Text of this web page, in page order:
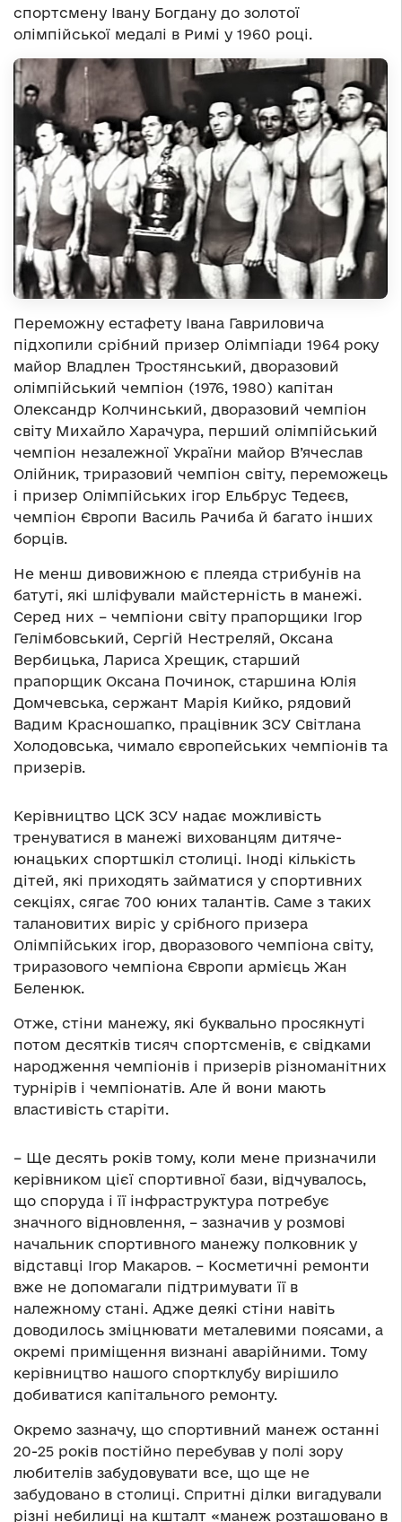
спортсмену Івану Богдану до золотої
олімпійської медалі в Римі у 1960 році.
Переможну естафету Івана Гавриловича
підхопили срібний призер Олімпіади 1964 року
майор Владлен Тростянський, дворазовий
олімпійський чемпіон (1976, 1980) капітан
Олександр Колчинський, дворазовий чемпіон
світу Михайло Харачура, перший олімпійський
чемпіон незалежної України майор В’ячеслав
Олійник, триразовий чемпіон світу, переможець
і призер Олімпійських ігор Ельбрус Тедеєв,
чемпіон Європи Василь Рачиба й багато інших
борців.
Не менш дивовижною є плеяда стрибунів на
батуті, які шліфували майстерність в манежі.
Серед них – чемпіони світу прапорщики Ігор
Гелімбовський, Сергій Нестреляй, Оксана
Вербицька, Лариса Хрещик, старший
прапорщик Оксана Починок, старшина Юлія
Домчевська, сержант Марія Кийко, рядовий
Вадим Красношапко, працівник ЗСУ Світлана
Холодовська, чимало європейських чемпіонів та
призерів.
Керівництво ЦСК ЗСУ надає можливість
тренуватися в манежі вихованцям дитяче-
юнацьких спортшкіл столиці. Іноді кількість
дітей, які приходять займатися у спортивних
секціях, сягає 700 юних талантів. Саме з таких
талановитих виріс у срібного призера
Олімпійських ігор, дворазового чемпіона світу,
триразового чемпіона Європи армієць Жан
Беленюк.
Отже, стіни манежу, які буквально просякнуті
потом десятків тисяч спортсменів, є свідками
народження чемпіонів і призерів різноманітних
турнірів і чемпіонатів. Але й вони мають
властивість старіти.
– Ще десять років тому, коли мене призначили
керівником цієї спортивної бази, відчувалось,
що споруда і її інфраструктура потребує
значного відновлення, – зазначив у розмові
начальник спортивного манежу полковник у
відставці Ігор Макаров. – Косметичні ремонти
вже не допомагали підтримувати її в
належному стані. Адже деякі стіни навіть
доводилось зміцнювати металевими поясами, а
окремі приміщення визнані аварійними. Тому
керівництво нашого спортклубу вирішило
добиватися капітального ремонту.
Окремо зазначу, що спортивний манеж останні
20-25 років постійно перебував у полі зору
любителів забудовувати все, що ще не
забудовано в столиці. Спритні ділки вигадували
різні небилиці на кшталт «манеж розташовано в